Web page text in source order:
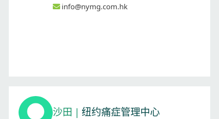
info@nymg.com.hk
沙田 | 纽约痛症管理中心